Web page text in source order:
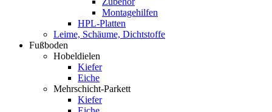
Montagehilfen
HPL-Platten
Leime, Schäume, Dichtstoffe
Fußboden
Hobeldielen
Kiefer
Eiche
Mehrschicht-Parkett
Kiefer